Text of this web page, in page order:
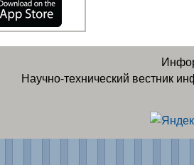
Научно-технический вестник